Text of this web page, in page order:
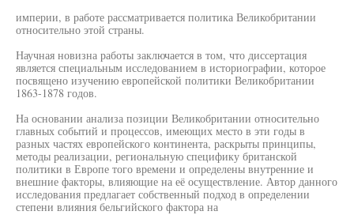
империи, в работе рассматривается политика Великобритании
относительно этой страны.
Научная новизна работы заключается в том, что диссертация
является специальным исследованием в историографии, которое
посвящено изучению европейской политики Великобритании
1863-1878 годов.
На основании анализа позиции Великобритании относительно
главных событий и процессов, имеющих место в эти годы в
разных частях европейского континента, раскрыты принципы,
методы реализации, региональную специфику британской
политики в Европе того времени и определены внутренние и
внешние факторы, влияющие на её осуществление. Автор данного
исследования предлагает собственный подход в определении
степени влияния бельгийского фактора на